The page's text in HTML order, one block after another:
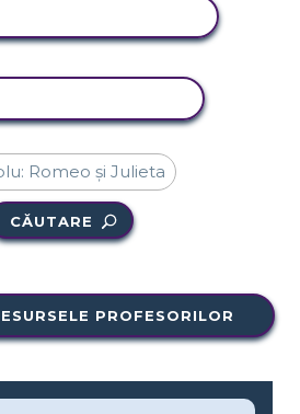
CĂUTARE
PROFESORILOR